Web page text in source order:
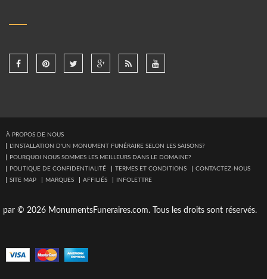
À PROPOS DE NOUS
L'INSTALLATION D'UN MONUMENT FUNÉRAIRE SELON LES SAISONS?
POURQUOI NOUS SOMMES LES MEILLEURS DANS LE DOMAINE?
POLITIQUE DE CONFIDENTIALITÉ
TERMES ET CONDITIONS
CONTACTEZ-NOUS
SITE MAP
MARQUES AFFILIÉS INFOLETTRE
par © 2026 MonumentsFuneraires.com. Tous les droits sont réservés.